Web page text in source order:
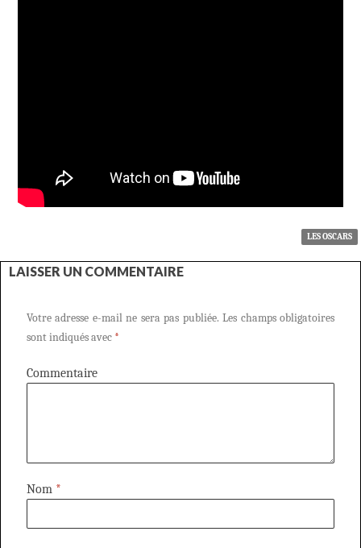
LES OSCARS
LAISSER UN COMMENTAIRE
Votre adresse e-mail ne sera pas publiée. Les champs obligatoires
sont indiqués avec *
Commentaire
Nom *